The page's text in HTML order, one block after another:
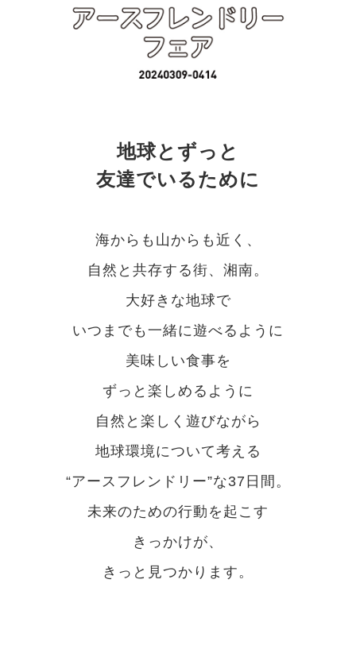
地球とずっと
友達でいるために
海からも山からも近く、
自然と共存する街、湘南。
大好きな地球で
いつまでも一緒に遊べるように
美味しい食事を
ずっと楽しめるように
自然と楽しく遊びながら
地球環境について考える
“アースフレンドリー”な37日間。
未来のための行動を起こす
きっかけが、
きっと見つかります。